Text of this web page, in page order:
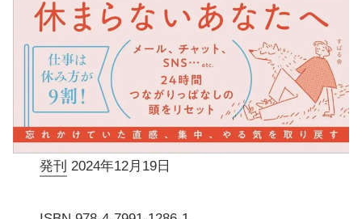
発刊 2024年12月19日